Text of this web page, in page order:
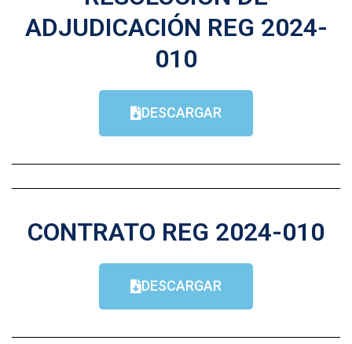
ADJUDICACIÓN REG 2024-
010
DESCARGAR
CONTRATO REG 2024-010
DESCARGAR